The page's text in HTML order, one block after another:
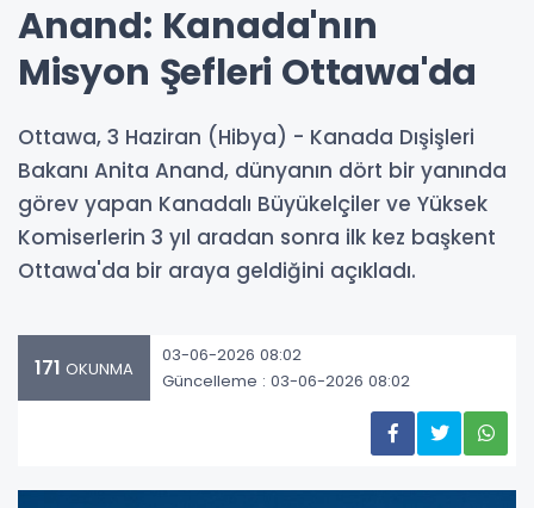
Anand: Kanada'nın
Misyon Şefleri Ottawa'da
Ottawa, 3 Haziran (Hibya) - Kanada Dışişleri
Bakanı Anita Anand, dünyanın dört bir yanında
görev yapan Kanadalı Büyükelçiler ve Yüksek
Komiserlerin 3 yıl aradan sonra ilk kez başkent
Ottawa'da bir araya geldiğini açıkladı.
171 OKUNMA
03-06-2026 08:02
Güncelleme : 03-06-2026 08:02